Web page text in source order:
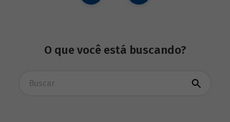
O que você está buscando?